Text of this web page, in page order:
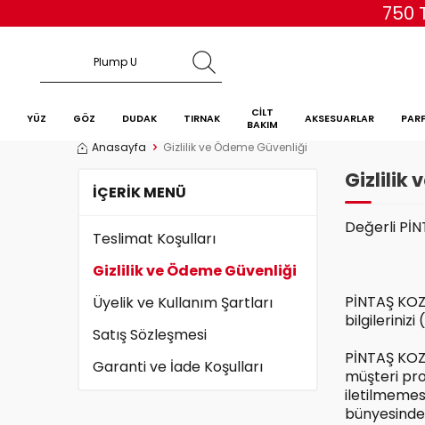
750
YÜZ GÖZ DUDAK TIRNAK
CİLT
BAKIM
AKSESUARLAR
Anasayfa Gizlilik ve Ödeme Güvenliği
İÇERIK MENÜ
Teslimat Koşulları
Gizlilik ve Ödeme Güvenliği
Üyelik ve Kullanım Şartları
Satış Sözleşmesi
Garanti ve İade Koşulları
Gizlilik
Değerli
PİNTAŞ
bilgilerinizi
PİNTAŞ
müşteri